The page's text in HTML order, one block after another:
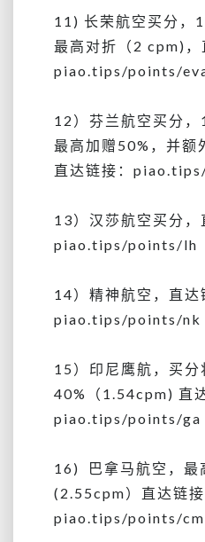
11) 长荣航空买分，
最高对折（2 cpm)，
piao.tips/points/
12）芬兰航空买分，
最高加赠50%，并额
直达链接：
13）汉莎航空买分，
piao.tips/points/lh
14）精神航空，直达
piao.tips/points/nk
15）印尼鹰航，买分
40%（1.54cpm) 直
piao.tips/points/ga
16) 巴拿马航空，最
(2.55cpm）直达链接
piao.tips/points/cm